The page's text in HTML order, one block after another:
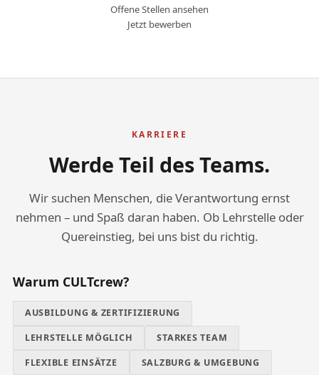
Offene Stellen ansehen
Jetzt bewerben
KARRIERE
Werde Teil des Teams.
Wir suchen Menschen, die Verantwortung ernst
nehmen – und Spaß daran haben. Ob Lehrstelle oder
Quereinstieg, bei uns bist du richtig.
Warum CULTcrew?
AUSBILDUNG & ZERTIFIZIERUNG
LEHRSTELLE MÖGLICH STARKES TEAM
FLEXIBLE EINSÄTZE SALZBURG & UMGEBUNG